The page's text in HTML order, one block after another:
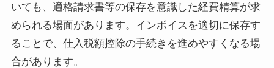
いても、適格請求書等の保存を意識した経費精算が求
められる場面があります。インボイスを適切に保存す
ることで、仕入税額控除の手続きを進めやすくなる場
合があります。